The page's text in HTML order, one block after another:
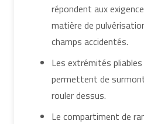
répondent aux
matière de
champs accidentés.
Les extrémités
permettent de
rouler dessus.
Le compartiment de